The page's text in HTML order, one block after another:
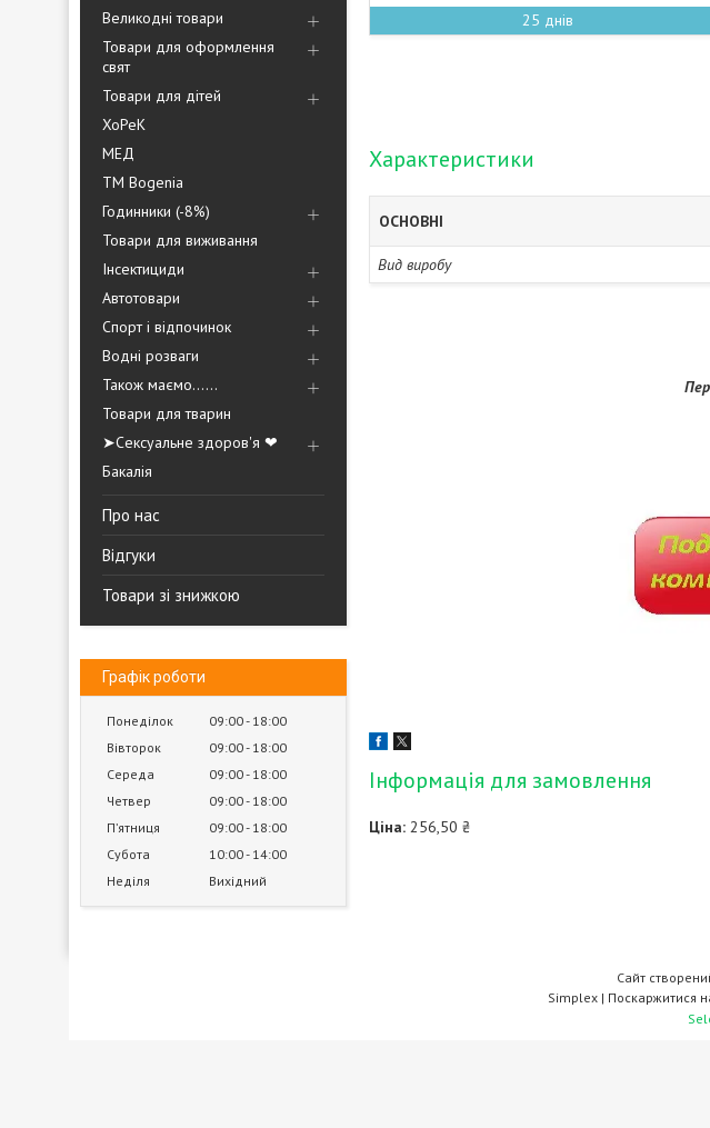
Великодні товари
Товари для оформлення
свят
Товари для дітей
ХоРеК
МЕД
ТМ Bogenia
Годинники (-8%)
Товари для виживання
Інсектициди
Автотовари
Спорт і відпочинок
Водні розваги
Також маємо......
Товари для тварин
➤Сексуальне здоров'я ❤
Бакалія
Про нас
Відгуки
Товари зі знижкою
Графік роботи
Понеділок 09:00 18:00
Вівторок
09:00 18:00
Середа
09:00 18:00
Четвер
09:00 18:00
Пʼятниця
09:00 18:00
Субота
10:00 14:00
Неділя
Вихідний
25 днів
Характеристики
ОСНОВНІ
Вид виробу
Інформація для замовлення
Ціна: 256,50 ₴
Сайт
Simplex | Поскаржитися